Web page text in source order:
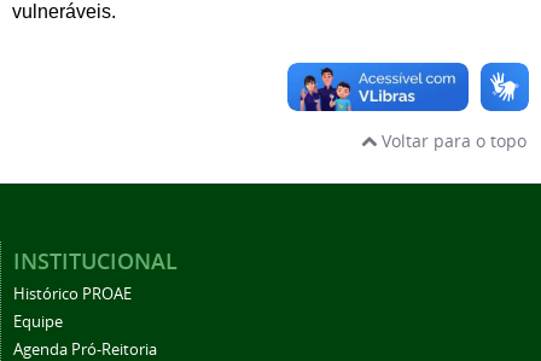
vulneráveis.
Voltar para o topo
INSTITUCIONAL
Histórico PROAE
Equipe
Agenda Pró-Reitoria